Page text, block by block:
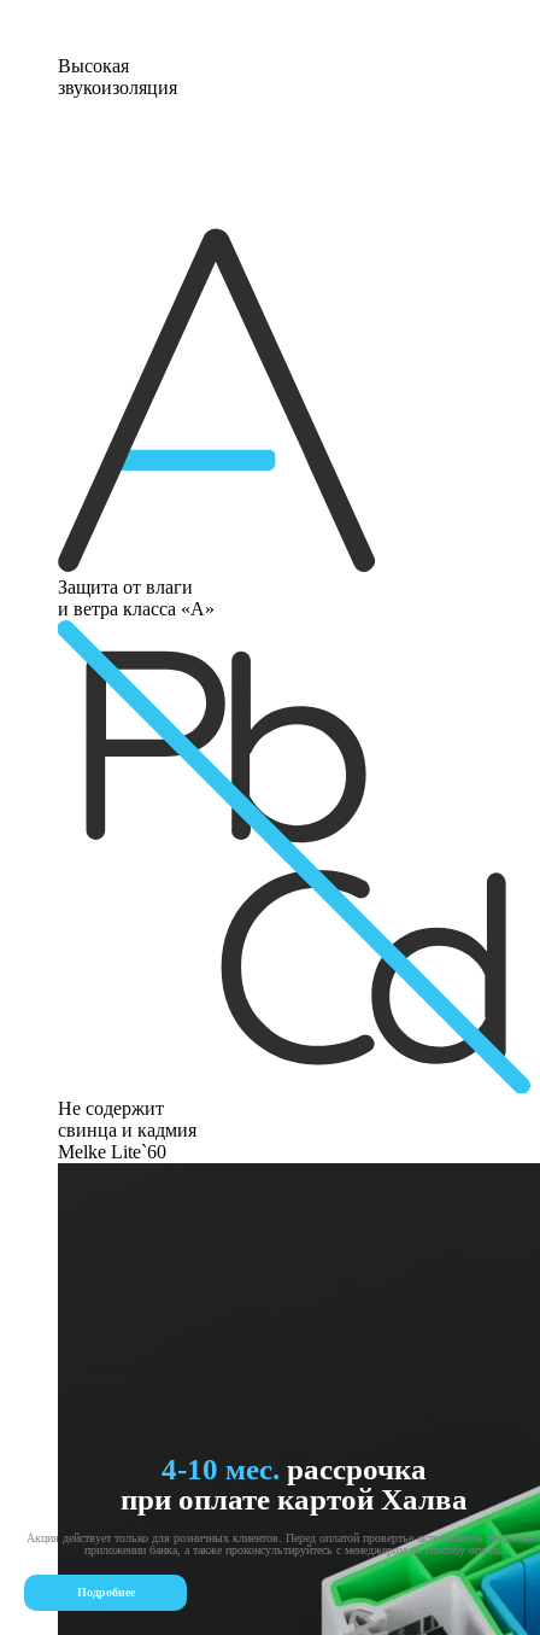
Высокая
звукоизоляция
Защита от влаги
и ветра класса «А»
Не содержит
свинца и кадмия
Melke Lite`60
4-10 мес. рассрочка
при оплате картой Халва
Акция действует только для розничных клиентов. Перед оплатой провертье актуальность
приложении банка, а также проконсультируйтесь с менеджером по способу оплаты
Подробнее